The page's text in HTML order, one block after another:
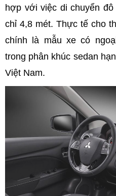
hợp với việc di chuyển
chỉ 4,8 mét. Thực tế cho
chính là mẫu xe có
trong phân khúc sedan
Việt Nam.